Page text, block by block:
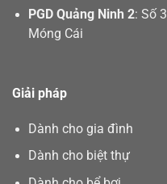
PGD Quảng Ninh 2: Số
Móng Cái
Giải pháp
Dành cho gia đình
Dành cho biệt thự